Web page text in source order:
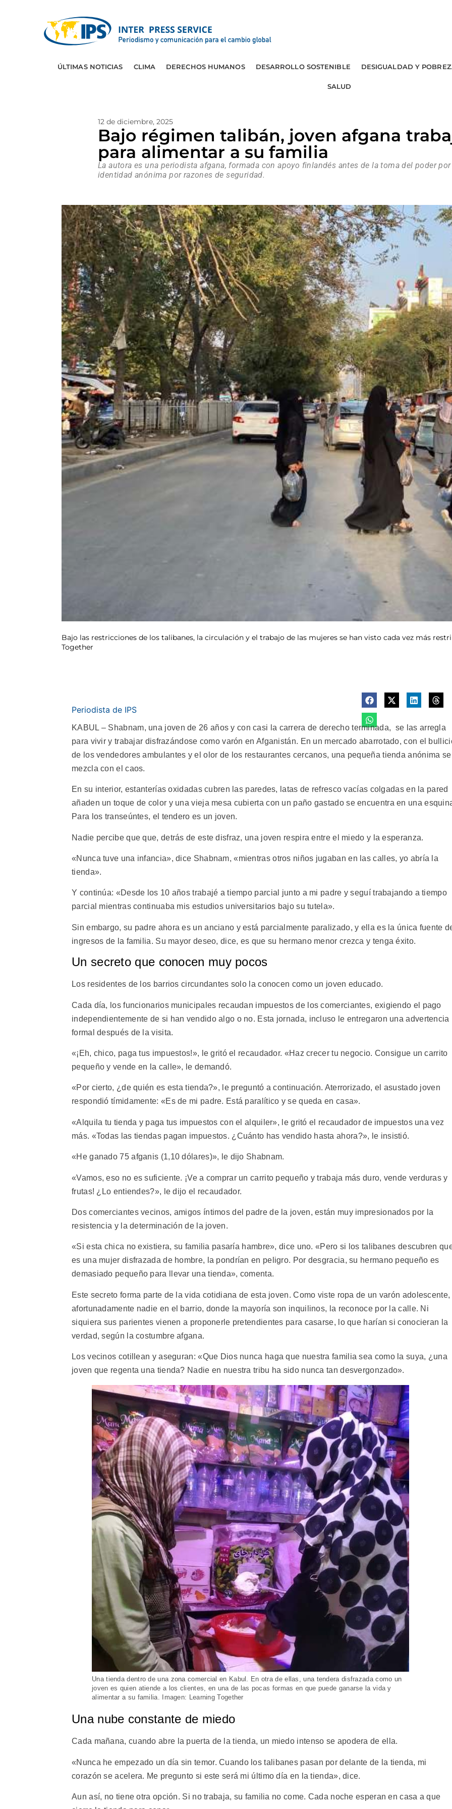
ÚLTIMAS NOTICIAS CLIMA DERECHOS HUMANOS DESARROLLO SOSTENIBLE DESIGUALDAD Y
SALUD
12 de diciembre, 2025
Bajo régimen talibán, joven afgana
para alimentar a su familia
La autora es una periodista afgana, formada con apoyo finlandés antes de la toma del poder
identidad anónima por razones de seguridad.
Bajo las restricciones de los talibanes, la circulación y el trabajo de las mujeres se han visto cada vez más
Together
Periodista de IPS
KABUL – Shabnam, una joven de 26 años y con casi la carrera de derecho terminada, se las arregla
para vivir y trabajar disfrazándose como varón en Afganistán. En un mercado abarrotado, con el
de los vendedores ambulantes y el olor de los restaurantes cercanos, una pequeña tienda anónima se
mezcla con el caos.
En su interior, estanterías oxidadas cubren las paredes, latas de refresco vacías colgadas en la pared
añaden un toque de color y una vieja mesa cubierta con un paño gastado se encuentra en una
Para los transeúntes, el tendero es un joven.
Nadie percibe que que, detrás de este disfraz, una joven respira entre el miedo y la esperanza.
«Nunca tuve una infancia», dice Shabnam, «mientras otros niños jugaban en las calles, yo abría la
tienda».
Y continúa: «Desde los 10 años trabajé a tiempo parcial junto a mi padre y seguí trabajando a tiempo
parcial mientras continuaba mis estudios universitarios bajo su tutela».
Sin embargo, su padre ahora es un anciano y está parcialmente paralizado, y ella es la única fuente
ingresos de la familia. Su mayor deseo, dice, es que su hermano menor crezca y tenga éxito.
Un secreto que conocen muy pocos
Los residentes de los barrios circundantes solo la conocen como un joven educado.
Cada día, los funcionarios municipales recaudan impuestos de los comerciantes, exigiendo el pago
independientemente de si han vendido algo o no. Esta jornada, incluso le entregaron una advertencia
formal después de la visita.
«¡Eh, chico, paga tus impuestos!», le gritó el recaudador. «Haz crecer tu negocio. Consigue un carrito
pequeño y vende en la calle», le demandó.
«Por cierto, ¿de quién es esta tienda?», le preguntó a continuación. Aterrorizado, el asustado joven
respondió tímidamente: «Es de mi padre. Está paralítico y se queda en casa».
«Alquila tu tienda y paga tus impuestos con el alquiler», le gritó el recaudador de impuestos una vez
más. «Todas las tiendas pagan impuestos. ¿Cuánto has vendido hasta ahora?», le insistió.
«He ganado 75 afganis (1,10 dólares)», le dijo Shabnam.
«Vamos, eso no es suficiente. ¡Ve a comprar un carrito pequeño y trabaja más duro, vende verduras y
frutas! ¿Lo entiendes?», le dijo el recaudador.
Dos comerciantes vecinos, amigos íntimos del padre de la joven, están muy impresionados por la
resistencia y la determinación de la joven.
«Si esta chica no existiera, su familia pasaría hambre», dice uno. «Pero si los talibanes descubren
es una mujer disfrazada de hombre, la pondrían en peligro. Por desgracia, su hermano pequeño es
demasiado pequeño para llevar una tienda», comenta.
Este secreto forma parte de la vida cotidiana de esta joven. Como viste ropa de un varón adolescente,
afortunadamente nadie en el barrio, donde la mayoría son inquilinos, la reconoce por la calle. Ni
siquiera sus parientes vienen a proponerle pretendientes para casarse, lo que harían si conocieran la
verdad, según la costumbre afgana.
Los vecinos cotillean y aseguran: «Que Dios nunca haga que nuestra familia sea como la suya, ¿una
joven que regenta una tienda? Nadie en nuestra tribu ha sido nunca tan desvergonzado».
Una tienda dentro de una zona comercial en Kabul. En otra de ellas, una tendera disfrazada como un
joven es quien atiende a los clientes, en una de las pocas formas en que puede ganarse la vida y
alimentar a su familia. Imagen: Learning Together
Una nube constante de miedo
Cada mañana, cuando abre la puerta de la tienda, un miedo intenso se apodera de ella.
«Nunca he empezado un día sin temor. Cuando los talibanes pasan por delante de la tienda, mi
corazón se acelera. Me pregunto si este será mi último día en la tienda», dice.
Aun así, no tiene otra opción. Si no trabaja, su familia no come. Cada noche esperan en casa a que